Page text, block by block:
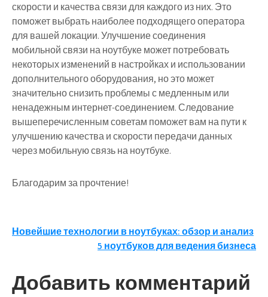
скорости и качества связи для каждого из них. Это
поможет выбрать наиболее подходящего оператора
для вашей локации. Улучшение соединения
мобильной связи на ноутбуке может потребовать
некоторых изменений в настройках и использовании
дополнительного оборудования, но это может
значительно снизить проблемы с медленным или
ненадежным интернет-соединением. Следование
вышеперечисленным советам поможет вам на пути к
улучшению качества и скорости передачи данных
через мобильную связь на ноутбуке.
Благодарим за прочтение!
Навигация
записям
Новейшие технологии в ноутбуках: обзор и анализ
5 ноутбуков для ведения бизнеса
Добавить комментарий